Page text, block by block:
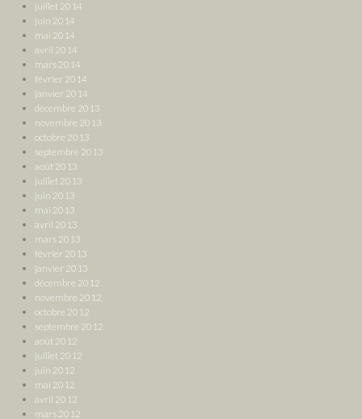
juillet 2014
juin 2014
mai 2014
avril 2014
mars 2014
février 2014
janvier 2014
décembre 2013
novembre 2013
octobre 2013
septembre 2013
août 2013
juillet 2013
juin 2013
mai 2013
avril 2013
mars 2013
février 2013
janvier 2013
décembre 2012
novembre 2012
octobre 2012
septembre 2012
août 2012
juillet 2012
juin 2012
mai 2012
avril 2012
mars 2012